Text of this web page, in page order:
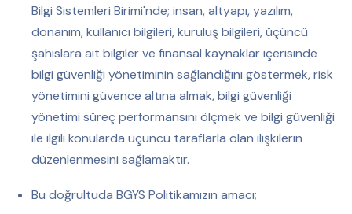
Bilgi Sistemleri Birimi'nde; insan, altyapı, yazılım,
donanım, kullanıcı bilgileri, kuruluş bilgileri, üçüncü
şahıslara ait bilgiler ve finansal kaynaklar içerisinde
bilgi güvenliği yönetiminin sağlandığını göstermek, risk
yönetimini güvence altına almak, bilgi güvenliği
yönetimi süreç performansını ölçmek ve bilgi güvenliği
ile ilgili konularda üçüncü taraflarla olan ilişkilerin
düzenlenmesini sağlamaktır.
Bu doğrultuda BGYS Politikamızın amacı;